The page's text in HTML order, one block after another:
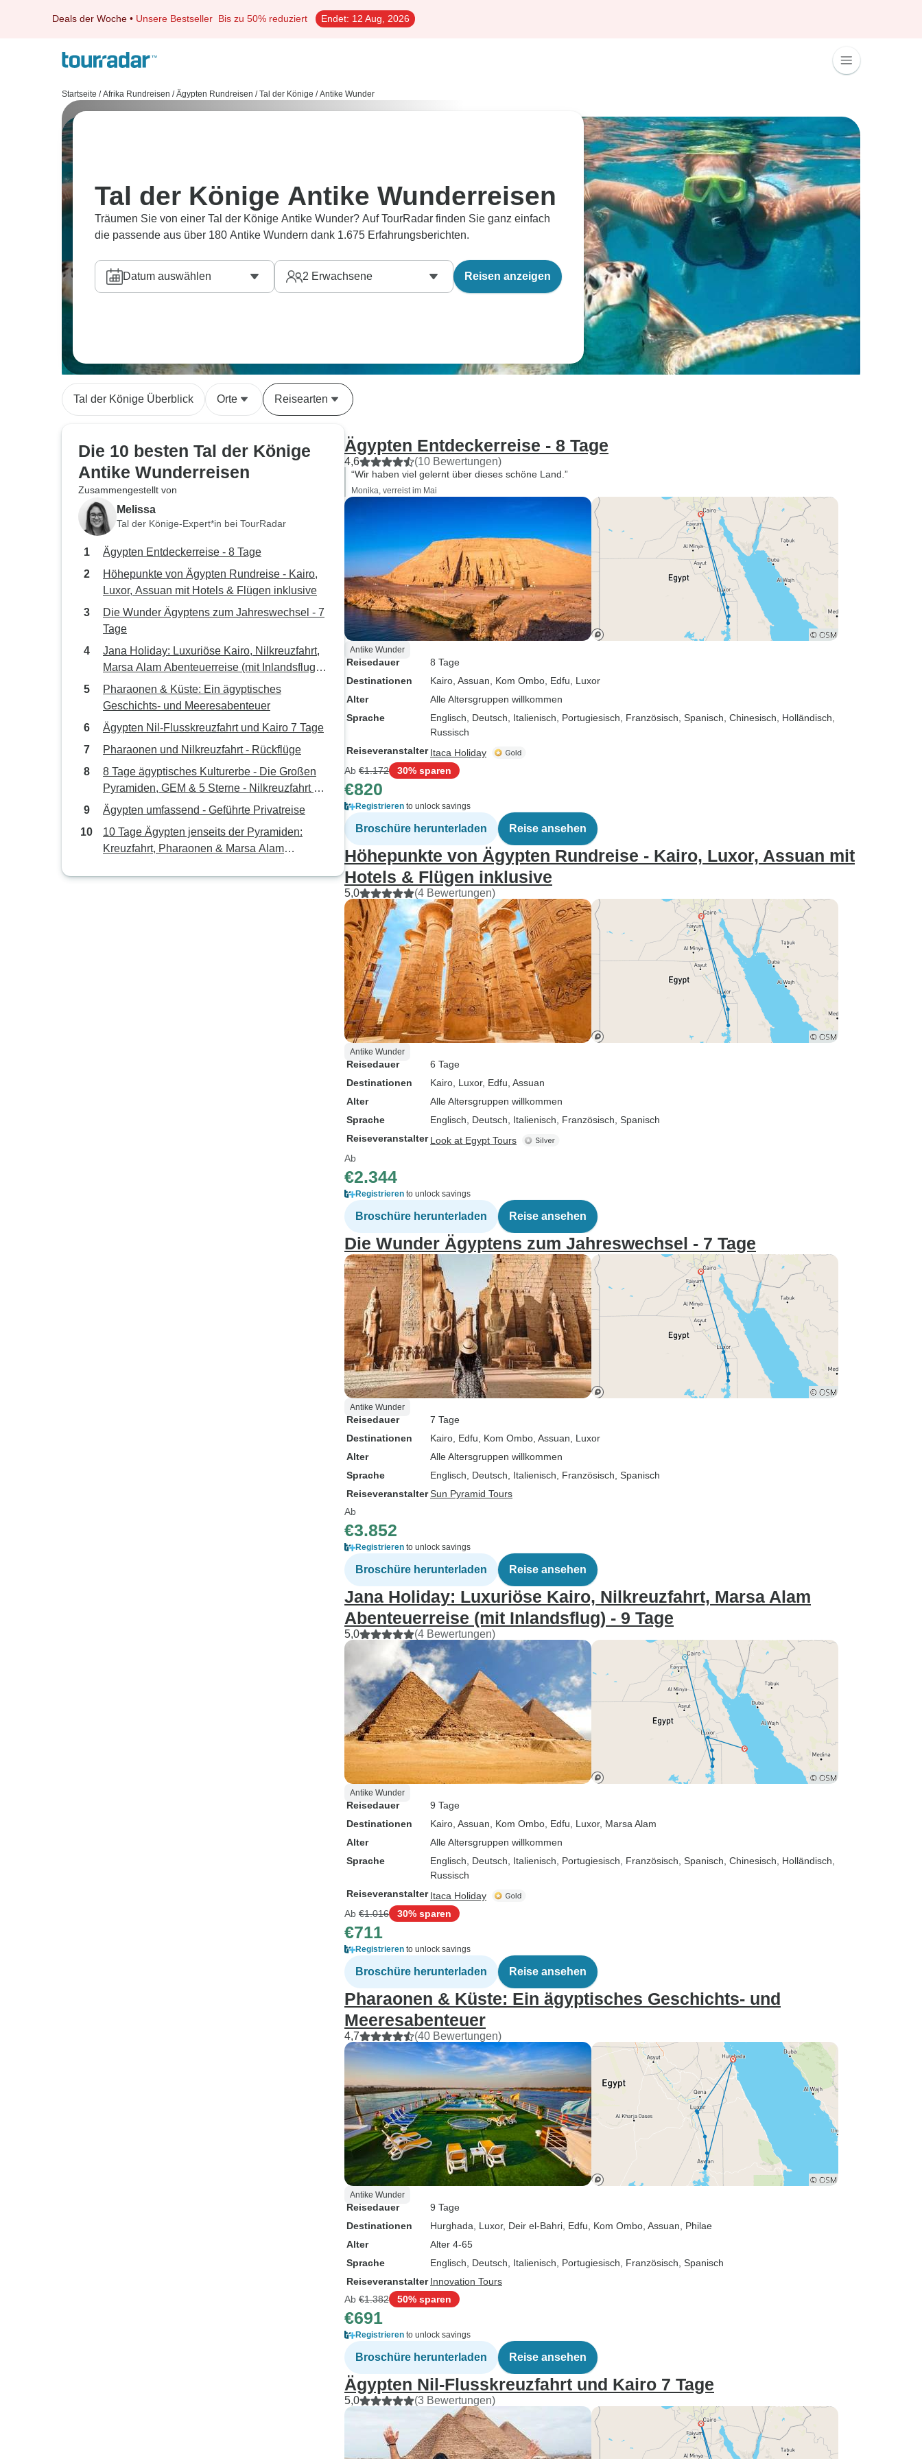
Deals der Woche • Unsere Bestseller Bis zu 50% reduziert Endet: 12 Aug, 2026
Startseite / Afrika Rundreisen / Ägypten Rundreisen / Tal der Könige / Antike Wunder
Tal der Könige Antike Wunderreisen
Träumen Sie von einer Tal der Könige Antike Wunder? Auf TourRadar finden Sie ganz einfach
die passende aus über 180 Antike Wundern dank 1.675 Erfahrungsberichten.
Datum auswählen 2 Erwachsene Reisen anzeigen
Tal der Könige Überblick Orte Reisearten
Die 10 besten Tal der Könige
Antike Wunderreisen
Zusammengestellt von
Melissa
Tal der Könige-Expert*in bei TourRadar
Ägypten Entdeckerreise - 8 Tage
Höhepunkte von Ägypten Rundreise - Kairo,
Luxor, Assuan mit Hotels & Flügen inklusive
Die Wunder Ägyptens zum Jahreswechsel - 7
Tage
Jana Holiday: Luxuriöse Kairo, Nilkreuzfahrt,
Marsa Alam Abenteuerreise (mit Inlandsflug) -
9 Tage
Pharaonen & Küste: Ein ägyptisches
Geschichts- und Meeresabenteuer
Ägypten Nil-Flusskreuzfahrt und Kairo 7 Tage
Pharaonen und Nilkreuzfahrt - Rückflüge
8 Tage ägyptisches Kulturerbe - Die Großen
Pyramiden, GEM & 5 Sterne - Nilkreuzfahrt mit
Inlandsflügen (inkl. Abu Simbel)
Ägypten umfassend - Geführte Privatreise
10 Tage Ägypten jenseits der Pyramiden:
Kreuzfahrt, Pharaonen & Marsa Alam
Ägypten Entdeckerreise - 8 Tage
4,6 (10 Bewertungen)
“Wir haben viel gelernt über dieses schöne Land.”
Monika, verreist im Mai
Antike Wunder
Reisedauer
8 Tage
Destinationen
Kairo , Assuan , Kom Ombo , Edfu , Luxor
Alter
Alle Altersgruppen willkommen
Sprache
Englisch, Deutsch, Italienisch, Portugiesisch, Französisch, Spanisch, Chinesisch, Holländisch,
Russisch
Reiseveranstalter Itaca Holiday
Ab €1.172 30% sparen
€820
Registrieren to unlock savings
Broschüre herunterladen Reise ansehen
Höhepunkte von Ägypten Rundreise - Kairo, Luxor, Assuan mit
Hotels & Flügen inklusive
5,0 (4 Bewertungen)
Antike Wunder
Reisedauer
6 Tage
Destinationen
Kairo , Luxor, Edfu , Assuan
Alter
Alle Altersgruppen willkommen
Sprache
Englisch, Deutsch, Italienisch, Französisch, Spanisch
Reiseveranstalter Look at Egypt Tours
Ab
€2.344
Registrieren to unlock savings
Broschüre herunterladen Reise ansehen
Die Wunder Ägyptens zum Jahreswechsel - 7 Tage
Antike Wunder
Reisedauer
7 Tage
Destinationen
Kairo , Edfu , Kom Ombo , Assuan , Luxor
Alter
Alle Altersgruppen willkommen
Sprache
Englisch, Deutsch, Italienisch, Französisch, Spanisch
ReiseveranstalterSun Pyramid Tours
Ab
€3.852
Registrieren to unlock savings
Broschüre herunterladen Reise ansehen
Jana Holiday: Luxuriöse Kairo, Nilkreuzfahrt, Marsa Alam
Abenteuerreise (mit Inlandsflug) - 9 Tage
5,0 (4 Bewertungen)
Antike Wunder
Reisedauer
9 Tage
Destinationen
Kairo , Assuan , Kom Ombo , Edfu , Luxor, Marsa Alam
Alter
Alle Altersgruppen willkommen
Sprache
Englisch, Deutsch, Italienisch, Portugiesisch, Französisch, Spanisch, Chinesisch, Holländisch,
Russisch
Reiseveranstalter Itaca Holiday
Ab €1.016 30% sparen
€711
Registrieren to unlock savings
Broschüre herunterladen Reise ansehen
Pharaonen & Küste: Ein ägyptisches Geschichts- und
Meeresabenteuer
4,7 (40 Bewertungen)
Antike Wunder
Reisedauer
9 Tage
Destinationen
Hurghada , Luxor, Deir el-Bahri , Edfu , Kom Ombo , Assuan , Philae
Alter
Alter 4-65
Sprache
Englisch, Deutsch, Italienisch, Portugiesisch, Französisch, Spanisch
Reiseveranstalter Innovation Tours
Ab €1.382 50% sparen
€691
Registrieren to unlock savings
Broschüre herunterladen Reise ansehen
Ägypten Nil-Flusskreuzfahrt und Kairo 7 Tage
5,0 (3 Bewertungen)